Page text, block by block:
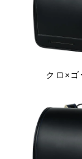
クロ×ゴ